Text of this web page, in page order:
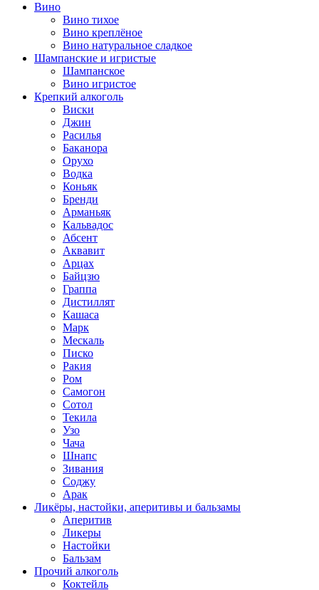
Вино
Вино тихое
Вино креплёное
Вино натуральное сладкое
Шампанские и игристые
Шампанское
Вино игристое
Крепкий алкоголь
Виски
Джин
Расилья
Баканора
Орухо
Водка
Коньяк
Бренди
Арманьяк
Кальвадос
Абсент
Аквавит
Арцах
Байцзю
Граппа
Дистиллят
Кашаса
Марк
Мескаль
Писко
Ракия
Ром
Самогон
Сотол
Текила
Узо
Чача
Шнапс
Зивания
Соджу
Арак
Ликёры, настойки, аперитивы и бальзамы
Аперитив
Ликеры
Настойки
Бальзам
Прочий алкоголь
Коктейль